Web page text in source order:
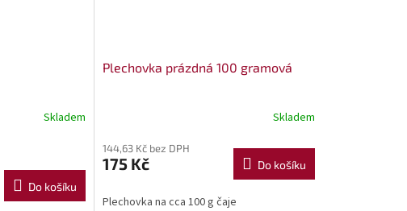
Skladem
Do košíku
Plechovka prázdná 100 gramová
Skladem
144,63 Kč bez DPH
175 Kč Do košíku
Plechovka na cca 100 g čaje